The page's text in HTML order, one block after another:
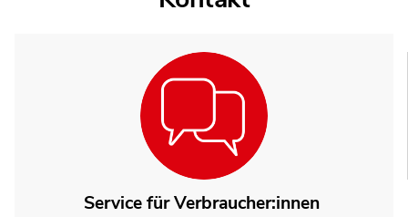
Service für Verbraucher:innen